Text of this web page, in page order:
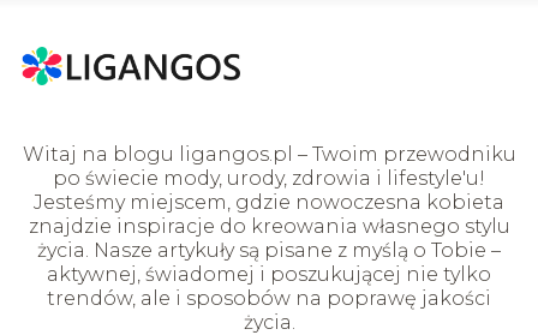
Witaj na blogu ligangos.pl – Twoim przewodniku
po świecie mody, urody, zdrowia i lifestyle'u!
Jesteśmy miejscem, gdzie nowoczesna kobieta
znajdzie inspiracje do kreowania własnego stylu
życia. Nasze artykuły są pisane z myślą o Tobie –
aktywnej, świadomej i poszukującej nie tylko
trendów, ale i sposobów na poprawę jakości
życia.